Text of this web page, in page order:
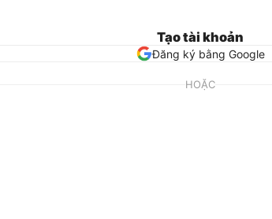
Tạo tài khoản
Đăng ký bằng Google
HOẶC